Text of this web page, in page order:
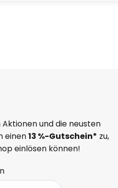
und die neusten
einen13 %-Gutschein* zu,
einlösen können!